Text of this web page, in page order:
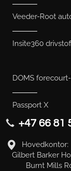
Veeder-Root
Insite360
DOMS
Passport X
+47 66 81
Hovedkontor:
Gilbert Barker
Burnt Mills